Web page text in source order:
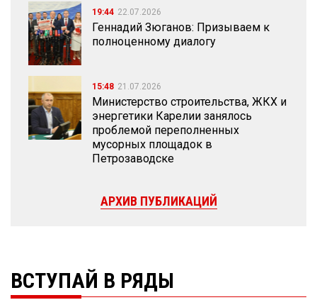
19:44 22.07.2026
Геннадий Зюганов: Призываем к
полноценному диалогу
15:48 21.07.2026
Министерство строительства, ЖКХ и
энергетики Карелии занялось
проблемой переполненных
мусорных площадок в
Петрозаводске
АРХИВ ПУБЛИКАЦИЙ
ВСТУПАЙ В РЯДЫ